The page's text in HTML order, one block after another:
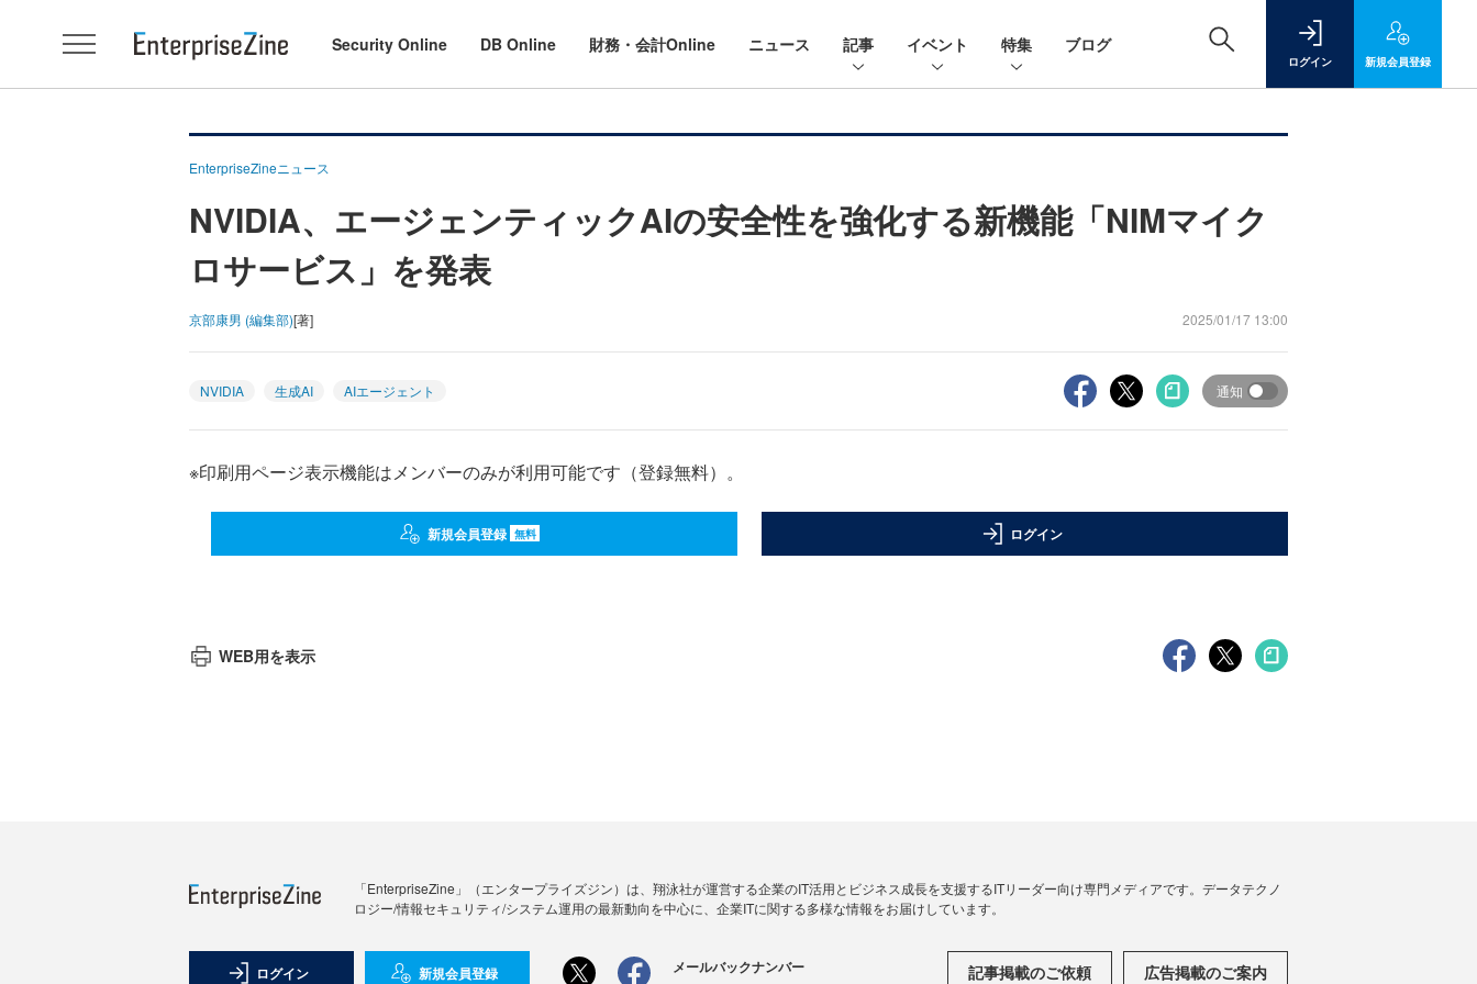
Security Online DB Online 財務・会計Online ニュース 記事 イベント 特集 ブログ
ログイン 新規会員登録
EnterpriseZineニュース
NVIDIA、エージェンティックAIの安全性を強化する新機能「NIMマイク
ロサービス」を発表
京部康男 (編集部)[著] 2025/01/17 13:00
NVIDIA 生成AI AIエージェント 通知
※印刷用ページ表示機能はメンバーのみが利用可能です（登録無料）。
新規会員登録 無料 ログイン
WEB用を表示
「EnterpriseZine」（エンタープライズジン）は、翔泳社が運営する企業のIT活用とビジネス成長を支援するITリーダー向け専門メディアです。データテクノ
ロジー/情報セキュリティ/システム運用の最新動向を中心に、企業ITに関する多様な情報をお届けしています。
ログイン 新規会員登録 メールバックナンバー 記事掲載のご依頼 広告掲載のご案内